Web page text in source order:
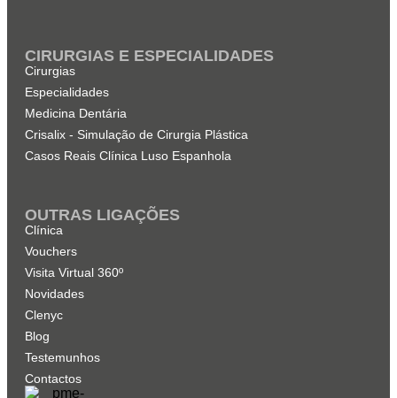
CIRURGIAS E ESPECIALIDADES
Cirurgias
Especialidades
Medicina Dentária
Crisalix - Simulação de Cirurgia Plástica
Casos Reais Clínica Luso Espanhola
OUTRAS LIGAÇÕES
Clínica
Vouchers
Visita Virtual 360º
Novidades
Clenyc
Blog
Testemunhos
Contactos